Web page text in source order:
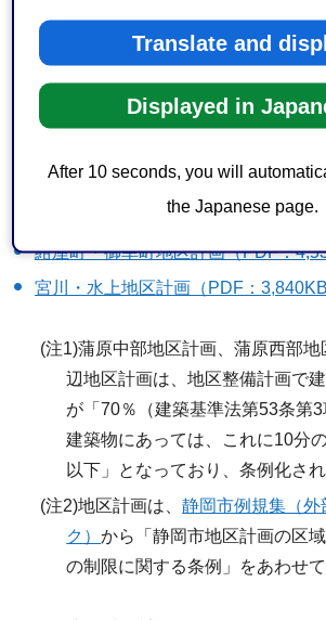
Translate and
Displayed in
After 10 seconds, you will
the Japanese page.
羽鳥大門町地区計画（PDF：
恩田原・片山地区計画（PDF：
御幸町9ー10番・伝馬町4番地区計画
丸子赤目ヶ谷地区計画（PDF：
紺屋町・御幸町地区計画（PDF：
宮川・水上地区計画（PDF：3,840KB
(注1)蒲原中部地区計画、蒲原西部地
辺地区計画は、地区整備計画で
が「70％（建築基準法第53条第
建築物にあっては、これに10分
以下」となっており、条例化され
(注2)地区計画は、静岡市例規集（外
ク）から「静岡市地区計画の区
の制限に関する条例」をあわせ